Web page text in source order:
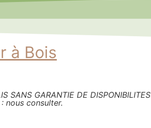
à Bois
SANS GARANTIE DE DISPONIBILITES
: nous consulter.